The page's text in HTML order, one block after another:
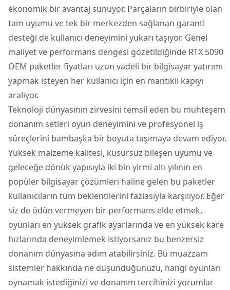
ekonomik bir avantaj sunuyor. Parçaların birbiriyle olan
tam uyumu ve tek bir merkezden sağlanan garanti
desteği de kullanıcı deneyimini yukarı taşıyor. Genel
maliyet ve performans dengesi gözetildiğinde RTX 5090
OEM paketler fiyatları uzun vadeli bir bilgisayar yatırımı
yapmak isteyen her kullanıcı için en mantıklı kapıyı
aralıyor.
Teknoloji dünyasının zirvesini temsil eden bu muhteşem
donanım setleri oyun deneyimini ve profesyonel iş
süreçlerini bambaşka bir boyuta taşımaya devam ediyor.
Yüksek malzeme kalitesi, kusursuz bileşen uyumu ve
geleceğe dönük yapısıyla iki bin yirmi altı yılının en
popüler bilgisayar çözümleri haline gelen bu paketler
kullanıcıların tüm beklentilerini fazlasıyla karşılıyor. Eğer
siz de ödün vermeyen bir performans elde etmek,
oyunları en yüksek grafik ayarlarında ve en yüksek kare
hızlarında deneyimlemek istiyorsanız bu benzersiz
donanım dünyasına adım atabilirsiniz. Bu muazzam
sistemler hakkında ne düşündüğünüzü, hangi oyunları
oynamak istediğinizi ve donanım tercihinizi yorumlar